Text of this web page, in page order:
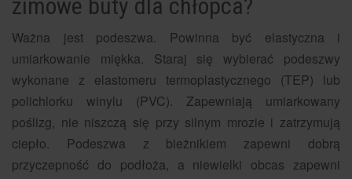
zimowe buty dla chłopca?
Ważna jest podeszwa. Powinna być elastyczna i
umiarkowanie miękka. Staraj się wybierać podeszwy
wykonane z elastomeru termoplastycznego (TEP) lub
polichlorku winylu (PVC). Zapewniają umiarkowany
poślizg, nie niszczą się przy silnym mrozie i zatrzymują
ciepło. Podeszwa z bieżnikiem zapewni dobrą
przyczepność do podłoża, a niewielki obcas zapewni